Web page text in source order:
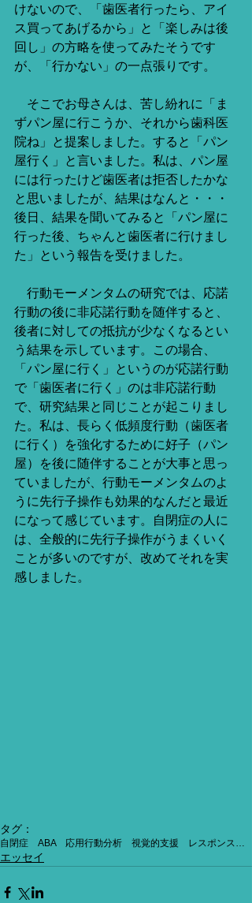
けないので、「歯医者行ったら、アイ
ス買ってあげるから」と「楽しみは後
回し」の方略を使ってみたそうです
が、「行かない」の一点張りです。
そこでお母さんは、苦し紛れに「ま
ずパン屋に行こうか、それから歯科医
院ね」と提案しました。すると「パン
屋行く」と言いました。私は、パン屋
には行ったけど歯医者は拒否したかな
と思いましたが、結果はなんと・・・
後日、結果を聞いてみると「パン屋に
行った後、ちゃんと歯医者に行けまし
た」という報告を受けました。
行動モーメンタムの研究では、応諾
行動の後に非応諾行動を随伴すると、
後者に対しての抵抗が少なくなるとい
う結果を示しています。この場合、
「パン屋に行く」というのが応諾行動
で「歯医者に行く」のは非応諾行動
で、研究結果と同じことが起こりまし
た。私は、長らく低頻度行動（歯医者
に行く）を強化するために好子（パン
屋）を後に随伴することが大事と思っ
ていましたが、行動モーメンタムのよ
うに先行子操作も効果的なんだと最近
になって感じています。自閉症の人に
は、全般的に先行子操作がうまくいく
ことが多いのですが、改めてそれを実
感しました。
タグ：
自閉症 ABA 応用行動分析 視覚的支援 レスポンスコスト カウントダウントークン
エッセイ